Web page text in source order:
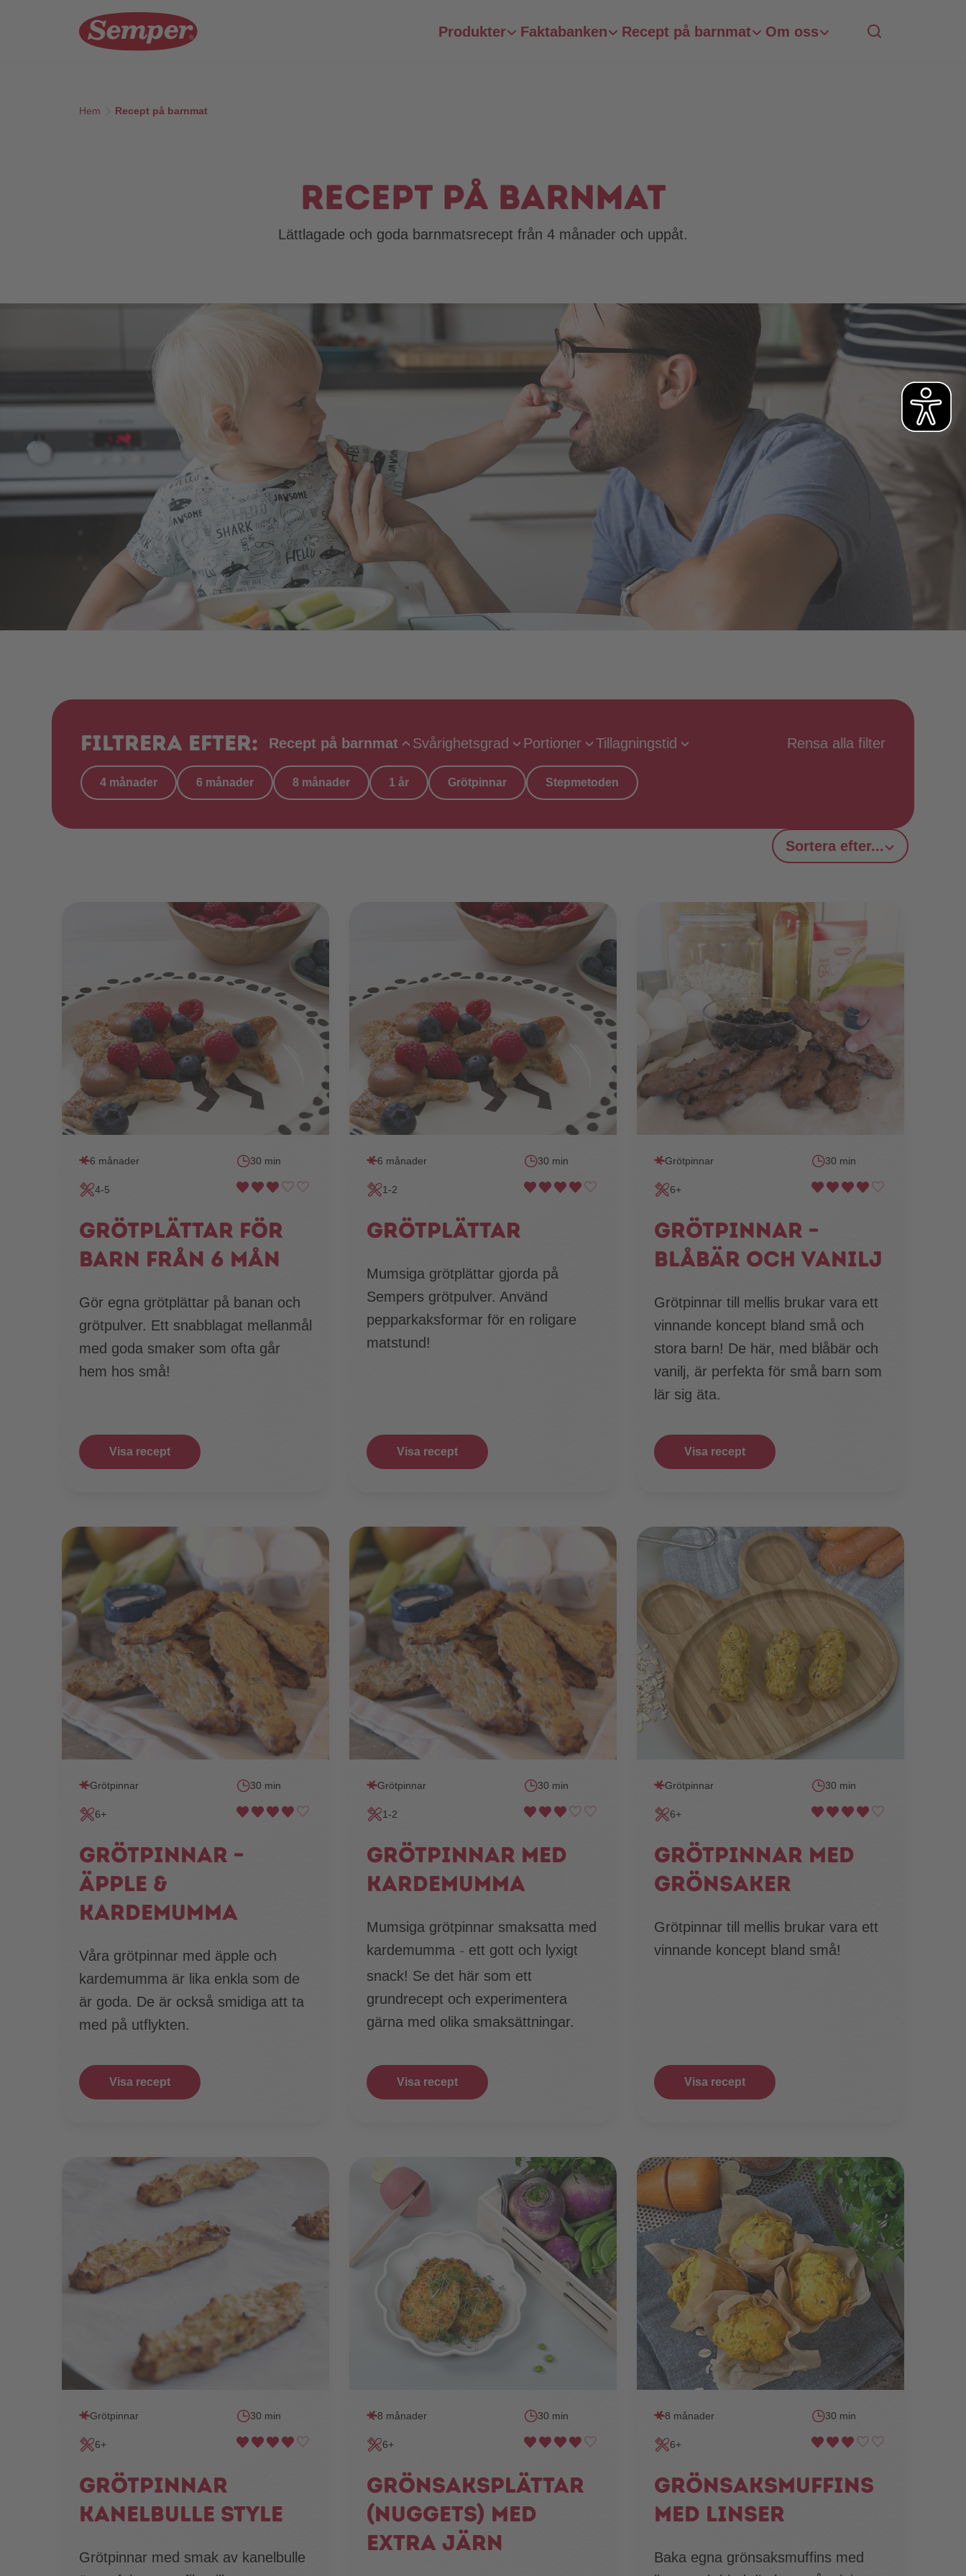
Skip to main content
Produkter Faktabanken Recept på barnmat Om oss
Hem Recept på barnmat
Recept på barnmat
Lättlagade och goda barnmatsrecept från 4 månader och uppåt.
Filtrera efter: Recept på barnmat Svårighetsgrad Portioner Tillagningstid Rensa alla filter
4 månader 6 månader 8 månader 1 år Grötpinnar Stepmetoden
Sortera efter...
6 månader 30 min
4-5
Grötplättar för
barn från 6 mån
Gör egna grötplättar på banan och
grötpulver. Ett snabblagat mellanmål
med goda smaker som ofta går
hem hos små!
Visa recept
6 månader 30 min
1-2
Grötplättar
Mumsiga grötplättar gjorda på
Sempers grötpulver. Använd
pepparkaksformar för en roligare
matstund!
Visa recept
Grötpinnar 30 min
6+
Grötpinnar –
blåbär och vanilj
Grötpinnar till mellis brukar vara ett
vinnande koncept bland små och
stora barn! De här, med blåbär och
vanilj, är perfekta för små barn som
lär sig äta.
Visa recept
Grötpinnar 30 min
6+
Grötpinnar –
äpple &
kardemumma
Våra grötpinnar med äpple och
kardemumma är lika enkla som de
är goda. De är också smidiga att ta
med på utflykten.
Visa recept
Grötpinnar 30 min
1-2
Grötpinnar med
kardemumma
Mumsiga grötpinnar smaksatta med
kardemumma – ett gott och lyxigt
snack! Se det här som ett
grundrecept och experimentera
gärna med olika smaksättningar.
Visa recept
Grötpinnar 30 min
6+
Grötpinnar med
grönsaker
Grötpinnar till mellis brukar vara ett
vinnande koncept bland små!
Visa recept
Grötpinnar 30 min
6+
Grötpinnar
kanelbulle style
Grötpinnar med smak av kanelbulle
8 månader 30 min
6+
Grönsaksplättar
(nuggets) med
extra järn
8 månader 30 min
6+
Grönsaksmuffins
med linser
Baka egna grönsaksmuffins med